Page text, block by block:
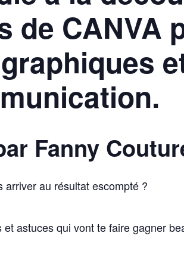
de CANVA
Fanny
au résultat escompté ?
astuces qui vont te faire gagner